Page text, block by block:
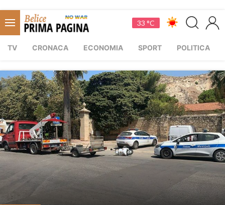
33 °C
TV CRONACA ECONOMIA SPORT POLITICA